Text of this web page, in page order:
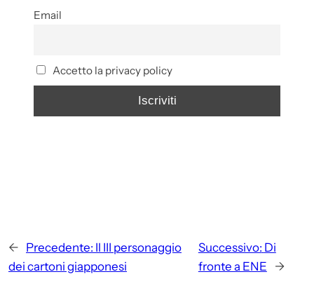
Email
Accetto la privacy policy
← Precedente: Il III personaggio
dei cartoni giapponesi
Successivo: Di
fronte a ENE
→